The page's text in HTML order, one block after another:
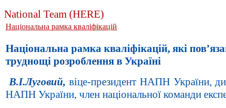
National Team (HERE)
Національна рамка кваліфікацій
Національна рамка кваліфікацій, які
труднощі розроблення в Україні
В.І.Луговий, віце-президент НАПН України,
НАПН України, член національної команди